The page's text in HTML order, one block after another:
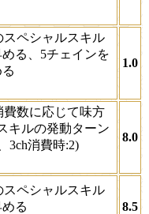
スペシャルスキル
る、5チェインを
1.0
費数に応じて味方
キルの発動ターン
3ch消費時:2)
8.0
スペシャルスキル
る
8.5